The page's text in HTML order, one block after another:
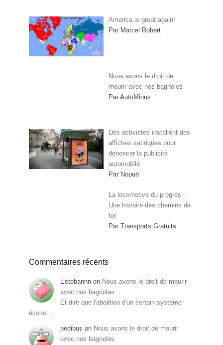
America is great again!
Par Marcel Robert
Nous avons le droit de
mourir avec nos bagnoles
Par AutoMinus
Des activistes installent des
affiches satiriques pour
dénoncer la publicité
automobile
Par Nopub
La locomotive du progrès :
Une histoire des chemins de
fer
Par Transports Gratuits
Commentaires récents
Estebannn on Nous avons le droit de mourir
avec nos bagnoles
Et dire que l'abolition d'un certain système
écono…
pedibus on Nous avons le droit de mourir
avec nos bagnoles